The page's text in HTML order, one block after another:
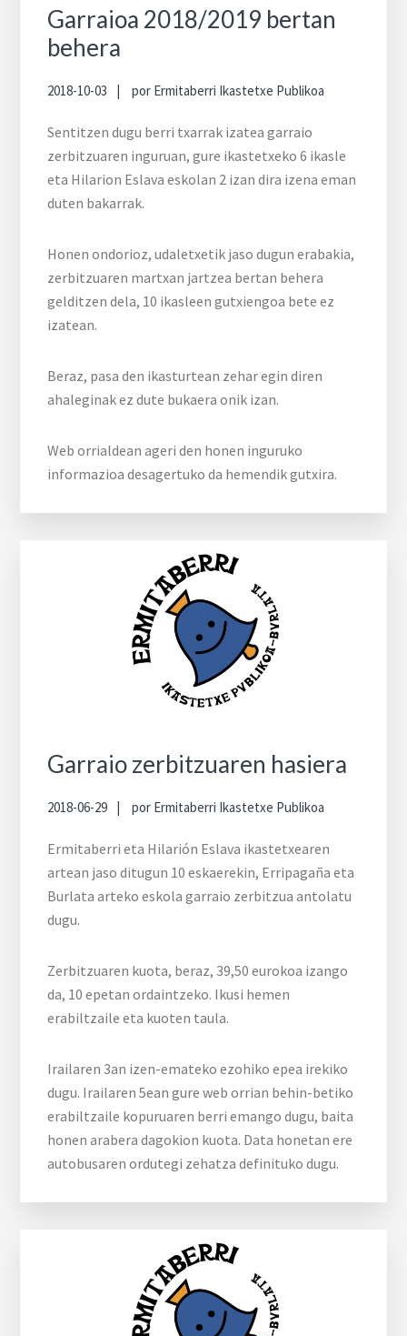
Garraioa 2018/2019 bertan
behera
2018-10-03 por Ermitaberri Ikastetxe Publikoa
Sentitzen dugu berri txarrak izatea garraio
zerbitzuaren inguruan, gure ikastetxeko 6 ikasle
eta Hilarion Eslava eskolan 2 izan dira izena eman
duten bakarrak.
Honen ondorioz, udaletxetik jaso dugun erabakia,
zerbitzuaren martxan jartzea bertan behera
gelditzen dela, 10 ikasleen gutxiengoa bete ez
izatean.
Beraz, pasa den ikasturtean zehar egin diren
ahaleginak ez dute bukaera onik izan.
Web orrialdean ageri den honen inguruko
informazioa desagertuko da hemendik gutxira.
Garraio zerbitzuaren hasiera
2018-06-29 por Ermitaberri Ikastetxe Publikoa
Ermitaberri eta Hilarión Eslava ikastetxearen
artean jaso ditugun 10 eskaerekin, Erripagaña eta
Burlata arteko eskola garraio zerbitzua antolatu
dugu.
Zerbitzuaren kuota, beraz, 39,50 eurokoa izango
da, 10 epetan ordaintzeko. Ikusi hemen
erabiltzaile eta kuoten taula.
Irailaren 3an izen-emateko ezohiko epea irekiko
dugu. Irailaren 5ean gure web orrian behin-betiko
erabiltzaile kopuruaren berri emango dugu, baita
honen arabera dagokion kuota. Data honetan ere
autobusaren ordutegi zehatza definituko dugu.